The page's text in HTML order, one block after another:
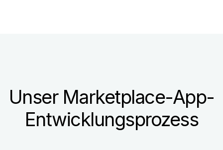
Unser Marketplace-App-
Entwicklungsprozess